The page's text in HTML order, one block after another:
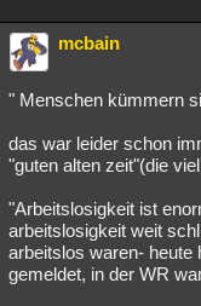
mcbain
" Menschen kümmern
das war leider schon
"guten alten zeit"(die
"Arbeitslosigkeit ist
arbeitslosigkeit weit
arbeitslos waren- heute
gemeldet, in der WR